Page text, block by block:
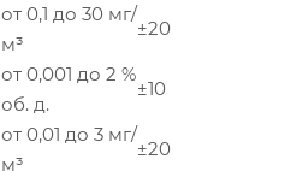
от 0,1 до 30 мг/
м³
±20
от 0,001 до 2 %
об. д.
±10
от 0,01 до 3 мг/
м³
±20